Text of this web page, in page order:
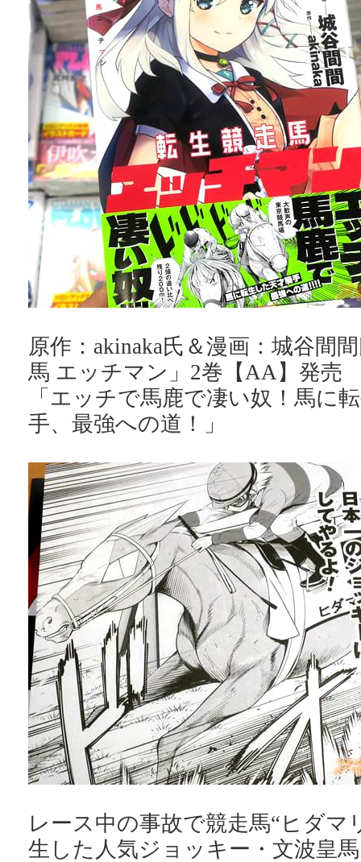
原作：akinaka氏＆漫画：城谷間
馬 エッチマン」2巻【AA】発売
「エッチで馬鹿で凄い奴！馬に
手、最強への道！」
レース中の事故で競走馬“ヒダマ
生した人気ジョッキー・文波皇馬